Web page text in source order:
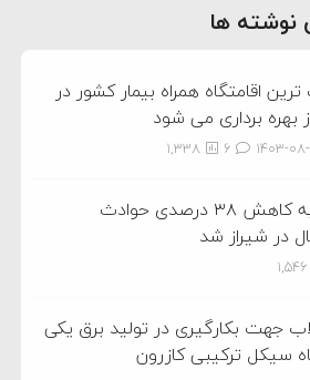
ها
اقامتگاه همراه بیمار کشور در
بهره برداری می شود
۰۸-۰۹ 1,338
فرهنگ سازی منجر به کاهش ۳۸ درصدی حوادث
در شیراز شد
1,546
جهت بکارگیری در تولید برق یکی
سیکل ترکیبی کازرون